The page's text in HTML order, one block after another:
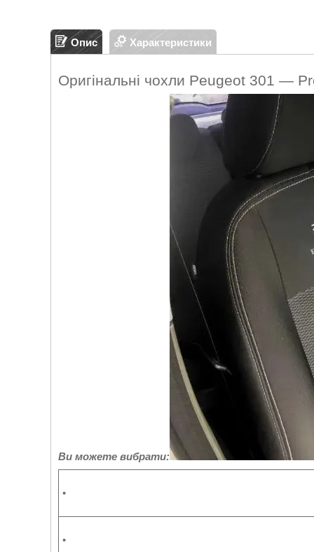
Опис Характеристики
Оригінальні чохли Peugeot 301 —
Ви можете вибрати:
•
•